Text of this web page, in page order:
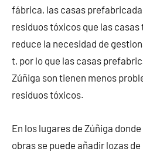
fábrica, las casas
residuos tóxicos que las
reduce la necesidad de
t, por lo que las casas
Zúñiga son tienen menos
residuos tóxicos.
En los lugares de Zúñiga
obras se puede añadir lozas